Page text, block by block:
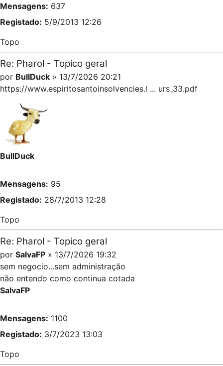
Mensagens: 637
Registado: 5/9/2013 12:26
Topo
Re: Pharol - Topico geral
por BullDuck » 13/7/2026 20:21
https://www.espiritosantoinsolvencies.l ... urs_33.pdf
BullDuck
Mensagens: 95
Registado: 28/7/2013 12:28
Topo
Re: Pharol - Topico geral
por SalvaFP » 13/7/2026 19:32
sem negocio...sem administração
não entendo como continua cotada
SalvaFP
Mensagens: 1100
Registado: 3/7/2023 13:03
Topo